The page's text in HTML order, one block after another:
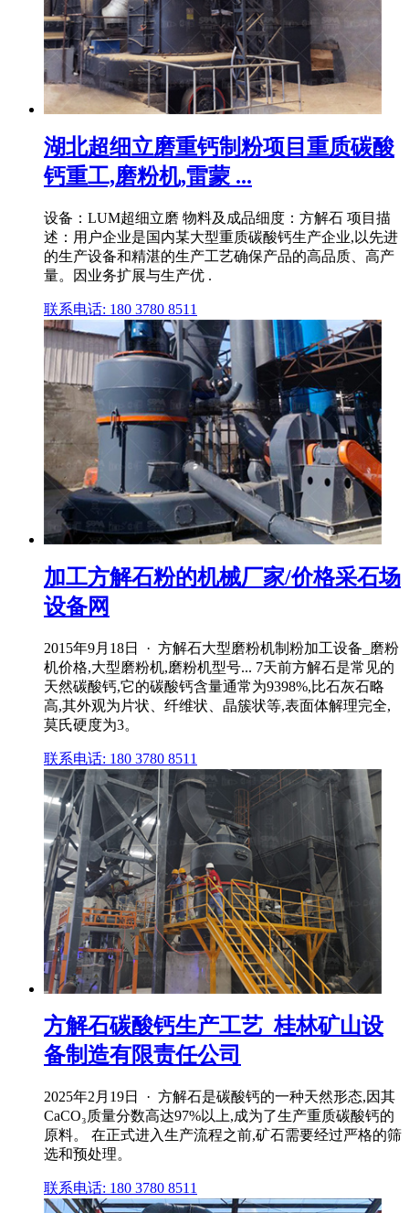
湖北超细立磨重钙制粉项目重质碳酸
钙重工,磨粉机,雷蒙 ...
设备：LUM超细立磨 物料及成品细度：方解石 项目描
述：用户企业是国内某大型重质碳酸钙生产企业,以先进
的生产设备和精湛的生产工艺确保产品的高品质、高产
量。因业务扩展与生产优 .
联系电话: 180 3780 8511
加工方解石粉的机械厂家/价格采石场
设备网
2015年9月18日 · 方解石大型磨粉机制粉加工设备_磨粉
机价格,大型磨粉机,磨粉机型号... 7天前方解石是常见的
天然碳酸钙,它的碳酸钙含量通常为9398%,比石灰石略
高,其外观为片状、纤维状、晶簇状等,表面体解理完全,
莫氏硬度为3。
联系电话: 180 3780 8511
方解石碳酸钙生产工艺_桂林矿山设
备制造有限责任公司
2025年2月19日 · 方解石是碳酸钙的一种天然形态,因其
CaCO₃质量分数高达97%以上,成为了生产重质碳酸钙的
原料。 在正式进入生产流程之前,矿石需要经过严格的筛
选和预处理。
联系电话: 180 3780 8511